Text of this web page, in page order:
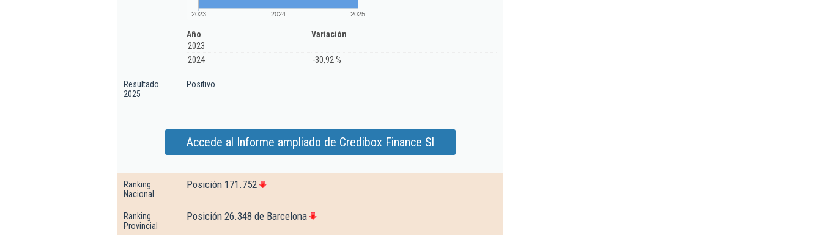
2023 2024 2025
Año
Variación
2023
2024
-30,92 %
Resultado
2025
Positivo
Accede al Informe ampliado de Credibox Finance Sl
Ranking
Nacional
Posición 171.752
Ranking
Provincial
Posición 26.348 de Barcelona